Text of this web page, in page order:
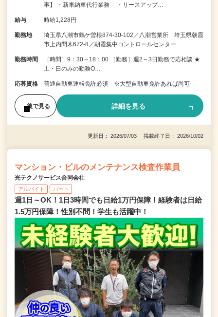
事】 ・新車納車代行業務 ・リースアップ…
給与 時給1,228円
勤務地
埼玉県八潮市鶴ケ曽根874-30-102／八潮営業所 埼玉県朝霞
市上内間木672-8／朝霞集中コントロールセンター
勤務時間
［時間］9：30～18：00 ［勤務］週2～3日勤務で応相談 ★
土・日のみの勤務O…
応募資格 普通自動車運転免許必須 ※大型自動車免許あれば尚可
後で見る 詳細を見る
更新日： 2026/07/03 掲載終了日： 2026/10/02
マンション・ビルのメンテナンス検査作業員
光テクノサービス合同会社
アルバイト パート
週1日～OK！1日3時間でも日給1万円保障！経験者は日給
1.5万円保障！性別不問！学生も活躍中！